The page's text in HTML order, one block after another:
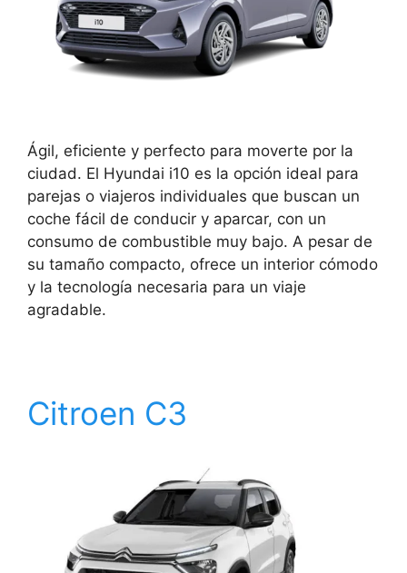
Ágil, eficiente y perfecto para moverte por la
ciudad. El Hyundai i10 es la opción ideal para
parejas o viajeros individuales que buscan un
coche fácil de conducir y aparcar, con un
consumo de combustible muy bajo. A pesar de
su tamaño compacto, ofrece un interior cómodo
y la tecnología necesaria para un viaje
agradable.
Citroen C3